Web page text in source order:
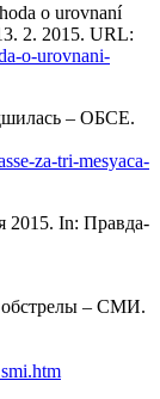
o urovnaní
2. 2015. URL:
o-urovnani-
– ОБСЕ.
za-tri-mesyaca-
2015. In: Правда-
обстрелы – СМИ.